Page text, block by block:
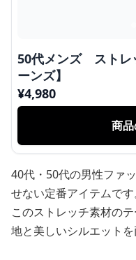
50代メンズ ストレ
ーンズ】
¥4,980
商
40代・50代の男性ファ
せない定番アイテムです
このストレッチ素材の
地と美しいシルエットを